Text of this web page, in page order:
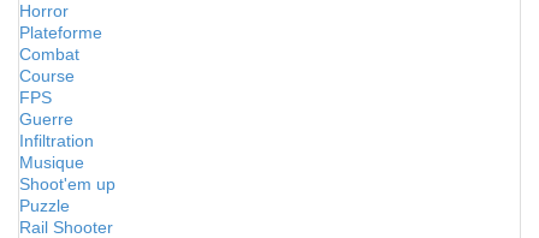
Horror
Plateforme
Combat
Course
FPS
Guerre
Infiltration
Musique
Shoot'em up
Puzzle
Rail Shooter